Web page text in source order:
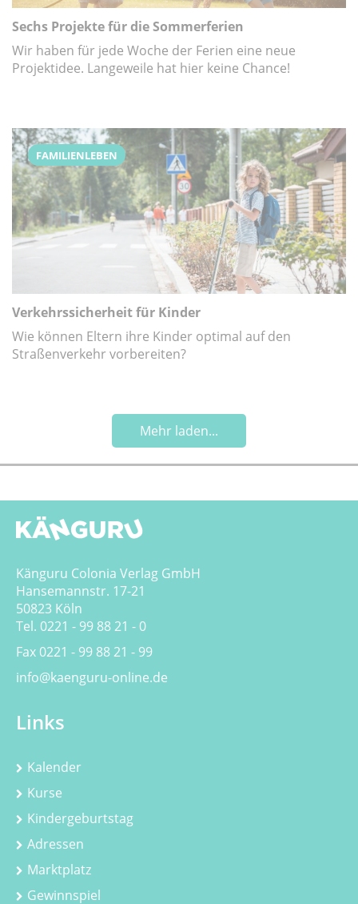
Sechs Projekte für die Sommerferien
Wir haben für jede Woche der Ferien eine neue
Projektidee. Langeweile hat hier keine Chance!
FAMILIENLEBEN
Verkehrssicherheit für Kinder
Wie können Eltern ihre Kinder optimal auf den
Straßenverkehr vorbereiten?
Mehr laden...
Känguru Colonia Verlag GmbH
Hansemannstr. 17-21
50823 Köln
Tel. 0221 - 99 88 21 - 0
Fax 0221 - 99 88 21 - 99
info@kaenguru-online.de
Links
Kalender
Kurse
Kindergeburtstag
Adressen
Marktplatz
Gewinnspiel